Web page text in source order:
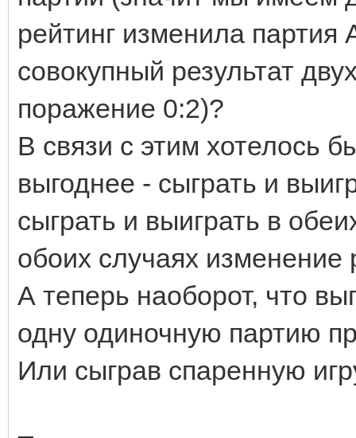
рейтинг изменила партия
совокупный результат
поражение 0:2)?
В связи с этим хотелось
выгоднее - сыграть и
сыграть и выиграть в
обоих случаях изменение
А теперь наоборот, что
одну одиночную партию
Или сыграв спаренную